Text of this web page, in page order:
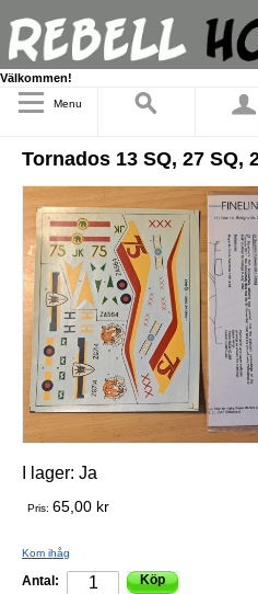
Välkommen!
Menu
Tornados 13 SQ, 27 SQ,
I lager: Ja
Pris: 65,00 kr
Kom ihåg
Antal: Köp